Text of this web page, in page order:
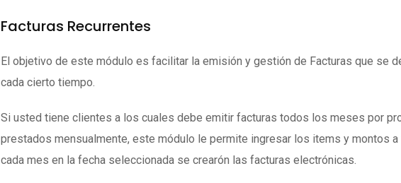
Facturas Recurrentes
El objetivo de este módulo es facilitar la emisión y gestión de Facturas que se
cada cierto tiempo.
Si usted tiene clientes a los cuales debe emitir facturas todos los meses por
prestados mensualmente, este módulo le permite ingresar los items y montos a
cada mes en la fecha seleccionada se crearón las facturas electrónicas.